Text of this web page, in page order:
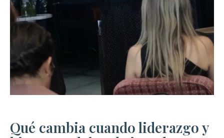
Qué cambia cuando liderazgo y